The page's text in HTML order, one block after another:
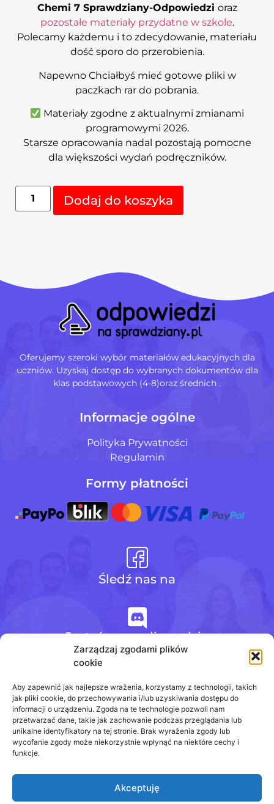
Zarządzaj zgodami plików
cookie
Aby zapewnić jak najlepsze wrażenia, korzystamy z technologii, takich
jak pliki cookie, do przechowywania i/lub uzyskiwania dostępu do
informacji o urządzeniu. Zgoda na te technologie pozwoli nam
przetwarzać dane, takie jak zachowanie podczas przeglądania lub
unikalne identyfikatory na tej stronie. Brak wyrażenia zgody lub
wycofanie zgody może niekorzystnie wpłynąć na niektóre cechy i
funkcje.
Akceptuję
Chemi 7 Sprawdziany-Odpowiedzi oraz
pozostałe materiały przydatne w szkole.
Polecamy każdemu i to zdecydowanie, materiału
dość sporo do przerobienia.
Napewno Chciałbyś mieć gotowe pliki w
paczkach rar do pobrania.
Materiały zgodne z aktualnymi zmianami
programowymi 2026.
Starsze opracowania nadal pozostają pomocne
dla większości wydań podręczników.
Dodaj do koszyka
Oferujemy szeroki wybór materiałów edukacyjnych dla
uczniów. Uzyskaj dostęp do wybranych dokumentów dla
klas podstawowych (4-8)oraz średnich .
Informacje ogólne
Polityka Prywatności
Regulamin
Formy płatności
Śledź nas na
Jesteśmy na discordzie
+48 728 484 484
biuro@odpowiedzinasprawdziany.pl
Prawa Autorskie © 2020 - 2026
odpowiedzinasprawdziany.pl wszelkie prawa